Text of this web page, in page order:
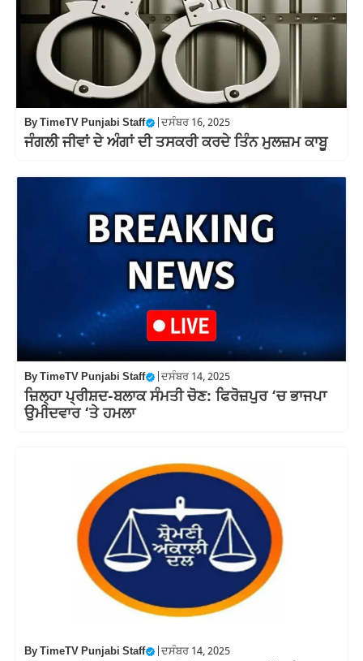
ByTimeTV Punjabi Staff ਦਸੰਬਰ 16, 2025
ਜੰਗਲੀ ਜੀਵਾਂ ਦੇ ਅੰਗਾਂ ਦੀ ਤਸਕਰੀ ਕਰਦੇ ਤਿੰਨ ਮੁਲਜ਼ਮ ਕਾਬੂ
ByTimeTV Punjabi Staff ਦਸੰਬਰ 14, 2025
ਜ਼ਿਲ੍ਹਾ ਪ੍ਰੀਸ਼ਦ-ਬਲਾਕ ਸੰਮਤੀ ਚੋਣ: ਫਿਰੋਜ਼ਪੁਰ ‘ਚ ਭਾਜਪਾ
ਉਮੀਦਵਾਰ ‘ਤੇ ਹਮਲਾ
ByTimeTV Punjabi Staff ਦਸੰਬਰ 14, 2025